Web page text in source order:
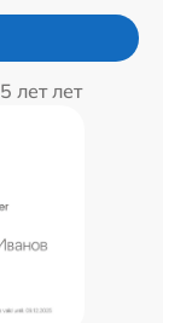
5 лет лет